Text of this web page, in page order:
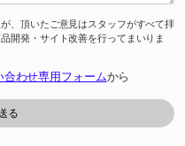
、頂いたご意見はスタッフがすべて拝
開発・サイト改善を行ってまいりま
合わせ専用フォームから